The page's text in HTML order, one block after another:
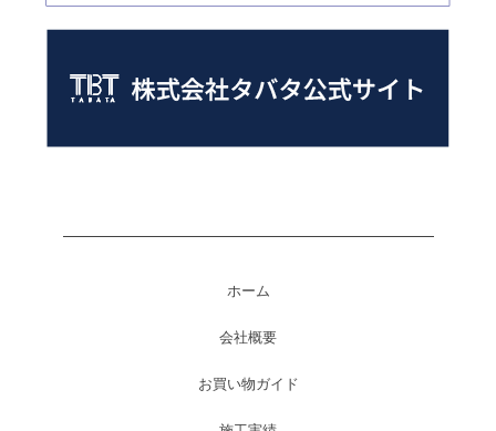
ホーム
会社概要
お買い物ガイド